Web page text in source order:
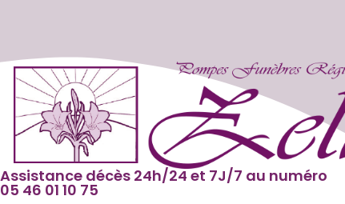
Assistance décès 24h/24 et 7J/7 au numéro
05 46 01 10 75